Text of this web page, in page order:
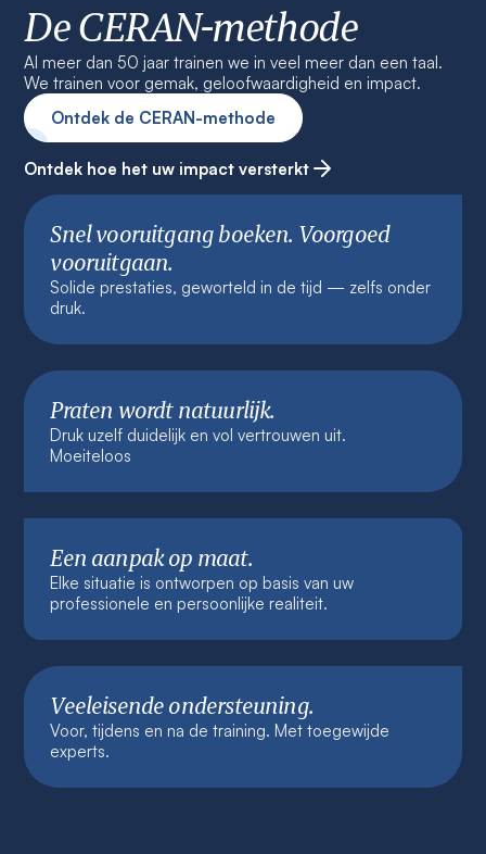
De CERAN-methode
Al meer dan 50 jaar trainen we in veel meer dan een taal.
We trainen voor gemak, geloofwaardigheid en impact.
Ontdek de CERAN-methode
Ontdek hoe het uw impact versterkt
Snel vooruitgang boeken. Voorgoed
vooruitgaan.
Solide prestaties, geworteld in de tijd — zelfs onder
druk.
Praten wordt natuurlijk.
Druk uzelf duidelijk en vol vertrouwen uit.
Moeiteloos
Een aanpak op maat.
Elke situatie is ontworpen op basis van uw
professionele en persoonlijke realiteit.
Veeleisende ondersteuning.
Voor, tijdens en na de training. Met toegewijde
experts.